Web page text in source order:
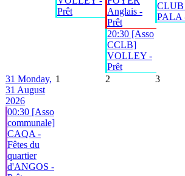
Prêt
Anglais -
Prêt
20:30 [Asso
CCLB]
VOLLEY -
Prêt
CLUB
PALA
31 Monday,
31 August
2026
00:30 [Asso
communale]
CAQA -
Fêtes du
quartier
d'ANGOS -
1 2 3